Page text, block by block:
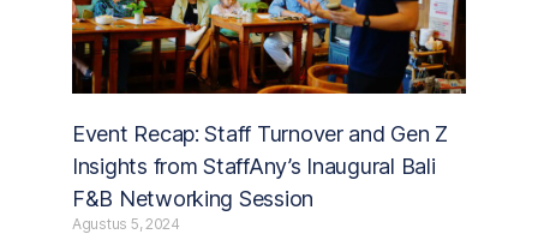
Event Recap: Staff Turnover and Gen Z
Insights from StaffAny’s Inaugural Bali
F&B Networking Session
Agustus 5, 2024